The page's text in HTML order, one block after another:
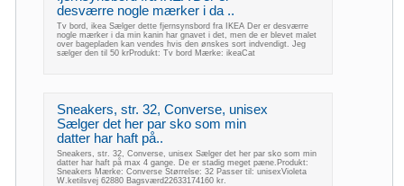
desværre nogle mærker i da ..
Tv bord, ikea Sælger dette fjernsynsbord fra IKEA Der er desværre
nogle mærker i da min kanin har gnavet i det, men de er blevet malet
over bagepladen kan vendes hvis den ønskes sort indvendigt. Jeg
sælger den til 50 krProdukt: Tv bord Mærke: ikeaCat
Sneakers, str. 32, Converse, unisex
Sælger det her par sko som min
datter har haft på..
Sneakers, str. 32, Converse, unisex Sælger det her par sko som min
datter har haft på max 4 gange. De er stadig meget pæne.Produkt:
Sneakers Mærke: Converse Størrelse: 32 Passer til: unisexVioleta
W.ketilsvej 62880 Bagsværd22633174160 kr.